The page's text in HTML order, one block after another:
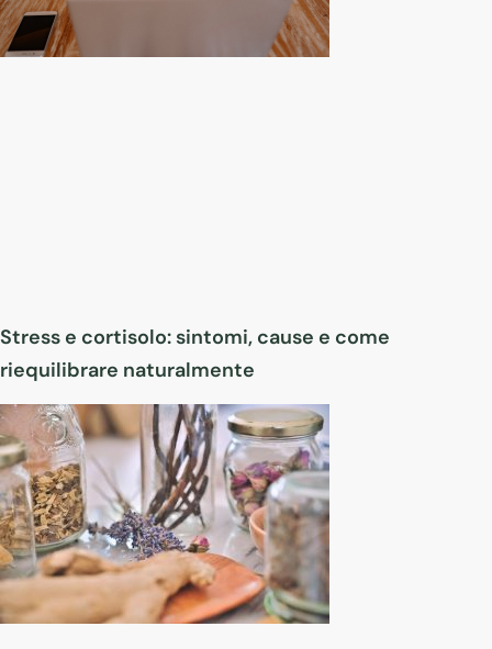
Stress e cortisolo: sintomi, cause e come
riequilibrare naturalmente